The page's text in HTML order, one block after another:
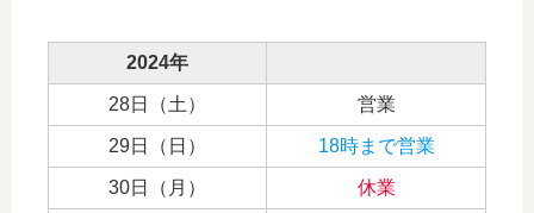
2024年
28日（土） 営業
29日（日） 18時まで営業
30日（月） 休業